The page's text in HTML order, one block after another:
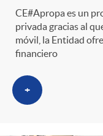
CE#Apropa es un
privada gracias al
móvil, la Entidad
financiero
+